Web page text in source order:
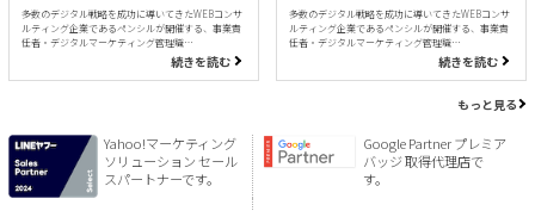
多数のデジタル戦略を成功に導いてきたWEBコンサ
ルティング企業であるペンシルが開催する、事業責
任者・デジタルマーケティング管理職…
続きを読む
多数のデジタル戦略を成功に導いてきたWEBコンサ
ルティング企業であるペンシルが開催する、事業責
任者・デジタルマーケティング管理職…
続きを読む
もっと見る
Yahoo!マーケティング
ソリューション セール
スパートナーです。
Google Partner プレミア
バッジ 取得代理店で
す。